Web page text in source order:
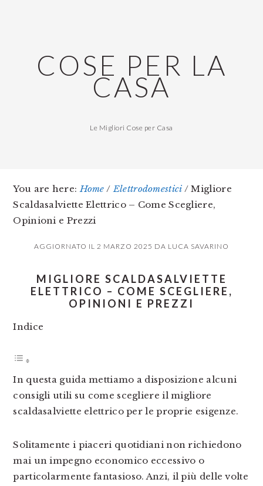
COSE PER LA
CASA
Le Migliori Cose per Casa
You are here:Home / Elettrodomestici / Migliore
Scaldasalviette Elettrico – Come Scegliere,
Opinioni e Prezzi
AGGIORNATO IL 2 MARZO 2025 DA LUCA SAVARINO
MIGLIORE SCALDASALVIETTE
ELETTRICO – COME SCEGLIERE,
OPINIONI E PREZZI
Indice
In questa guida mettiamo a disposizione alcuni
consigli utili su come scegliere il migliore
scaldasalviette elettrico per le proprie esigenze.
Solitamente i piaceri quotidiani non richiedono
mai un impegno economico eccessivo o
particolarmente fantasioso. Anzi, il più delle volte